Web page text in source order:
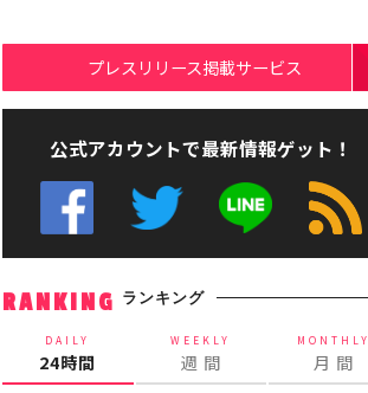
プレスリリース掲載サービス
公式アカウントで最新情報ゲット！
RANKING ランキング
DAILY
24時間
WEEKLY
週 間
MONTHLY
月 間